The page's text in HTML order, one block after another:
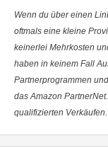
Wenn du über einen
oftmals eine kleine
keinerlei Mehrkosten
haben in keinem Fall
Partnerprogrammen
das Amazon
qualifizierten Verkäufen.